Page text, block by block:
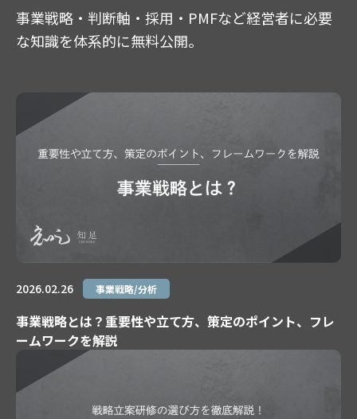
事業戦略・判断軸・採用・PMFなど経営者に必要
な知識を体系的に無料公開。
2026.02.26 事業戦略/分析
事業戦略とは？重要性や立て方、策定のポイント、フレ
ームワークを解説